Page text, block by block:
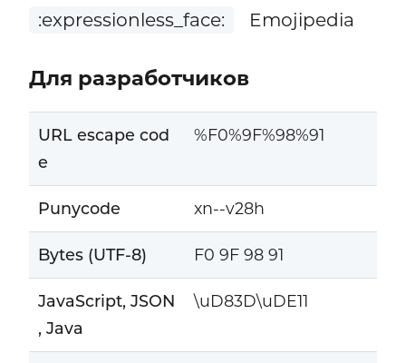
:expressionless_face:
Emojipedia
Для разработчиков
URL escape cod
e
%F0%9F%98%91
Punycode xn--v28h
Bytes (UTF-8) F0 9F 98 91
JavaScript, JSON
, Java
\uD83D\uDE11